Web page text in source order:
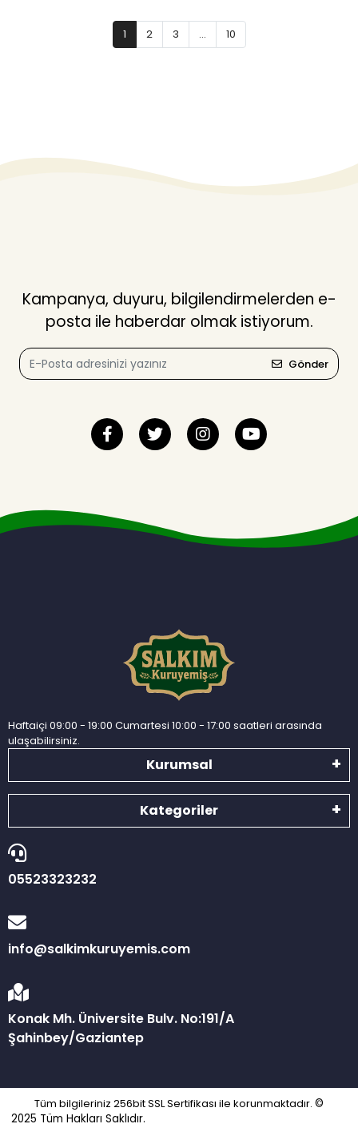
1 2 3 ... 10
Kampanya, duyuru, bilgilendirmelerden e-
posta ile haberdar olmak istiyorum.
Gönder
Haftaiçi 09:00 - 19:00 Cumartesi 10:00 - 17:00 saatleri arasında
ulaşabilirsiniz.
Kurumsal
Kategoriler
05523323232
info@salkimkuruyemis.com
Konak Mh. Üniversite Bulv. No:191/A
Şahinbey/Gaziantep
Tüm bilgileriniz 256bit SSL Sertifikası ile korunmaktadır. ©
2025 Tüm Hakları Saklıdır.